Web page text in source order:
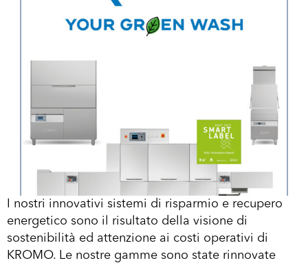
I nostri innovativi sistemi di risparmio e recupero
energetico sono il risultato della visione di
sostenibilità ed attenzione ai costi operativi di
KROMO. Le nostre gamme sono state rinnovate